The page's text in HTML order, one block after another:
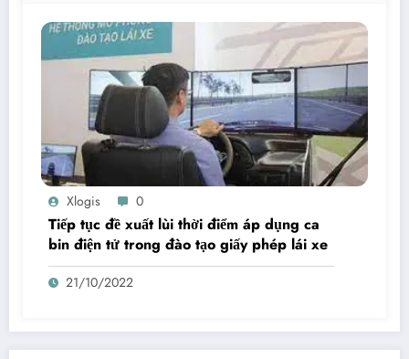
Xlogis 0
Tiếp tục đề xuất lùi thời điểm áp dụng ca
bin điện tử trong đào tạo giấy phép lái xe
21/10/2022